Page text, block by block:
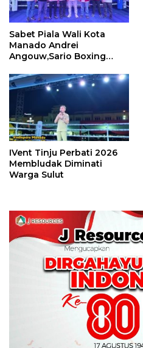
Sabet Piala Wali Kota
Manado Andrei
Angouw,Sario Boxing
Perbati 2026
IVent Tinju Perbati 2026
Membludak Diminati
Warga Sulut